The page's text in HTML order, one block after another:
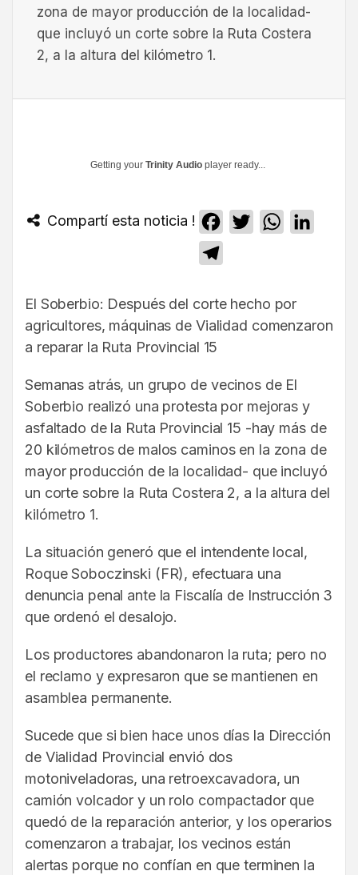
zona de mayor producción de la localidad-
que incluyó un corte sobre la Ruta Costera
2, a la altura del kilómetro 1.
Getting your Trinity Audio player ready...
Compartí esta noticia ! Facebook
TwitterWhatsApp
El Soberbio: Después del corte hecho por
agricultores, máquinas de Vialidad comenzaron
a reparar la Ruta Provincial 15
Semanas atrás, un grupo de vecinos de El
Soberbio realizó una protesta por mejoras y
asfaltado de la Ruta Provincial 15 -hay más de
20 kilómetros de malos caminos en la zona de
mayor producción de la localidad- que incluyó
un corte sobre la Ruta Costera 2, a la altura del
kilómetro 1.
La situación generó que el intendente local,
Roque Soboczinski (FR), efectuara una
denuncia penal ante la Fiscalía de Instrucción 3
que ordenó el desalojo.
Los productores abandonaron la ruta; pero no
el reclamo y expresaron que se mantienen en
asamblea permanente.
Sucede que si bien hace unos días la Dirección
de Vialidad Provincial envió dos
motoniveladoras, una retroexcavadora, un
camión volcador y un rolo compactador que
quedó de la reparación anterior, y los operarios
comenzaron a trabajar, los vecinos están
alertas porque no confían en que terminen la